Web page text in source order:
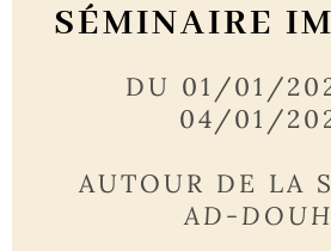
SÉMINAIRE
DU 01/01/
04/01/
AUTOUR DE LA
AD-